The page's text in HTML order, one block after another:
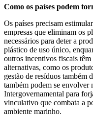
Como os países podem
Os países precisam
empresas que eliminam os
necessários para deter a
plástico de uso único,
outros incentivos fiscais
alternativas, como os
gestão de resíduos também
também podem se envolver
Intergovernamental para
vinculativo que combata a
ambiente marinho.